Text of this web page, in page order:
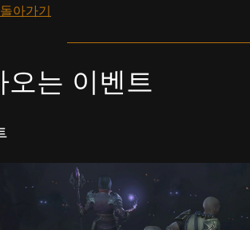
아가기
오는 이벤트